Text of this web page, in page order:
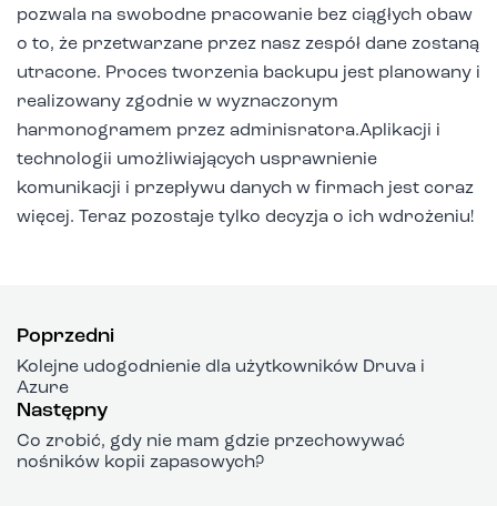
pozwala na swobodne pracowanie bez ciągłych obaw
o to, że przetwarzane przez nasz zespół dane zostaną
utracone. Proces tworzenia backupu jest planowany i
realizowany zgodnie w wyznaczonym
harmonogramem przez adminisratora.Aplikacji i
technologii umożliwiających usprawnienie
komunikacji i przepływu danych w firmach jest coraz
więcej. Teraz pozostaje tylko decyzja o ich wdrożeniu!
Poprzedni
Kolejne udogodnienie dla użytkowników Druva i
Azure
Następny
Co zrobić, gdy nie mam gdzie przechowywać
nośników kopii zapasowych?